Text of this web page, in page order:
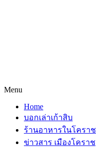
Menu
Home
บอกเล่าเก้าสิบ
ร้านอาหารในโคราช
ข่าวสาร เมืองโคราช